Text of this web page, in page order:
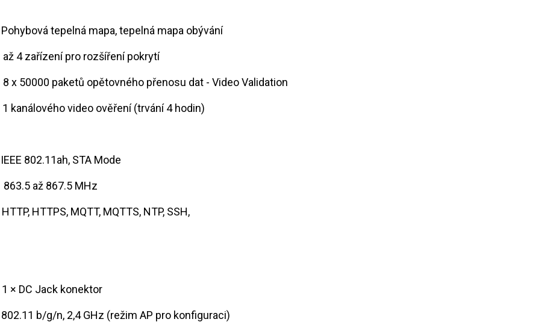
​Pohybová tepelná mapa, tepelná mapa obývání
​až 4 zařízení pro rozšíření pokrytí
​8 x 50000 paketů opětovného přenosu dat - Video Validation
​1 kanálového video ověření (trvání 4 hodin)
​IEEE 802.11ah, STA Mode
​863.5 až 867.5 MHz
​HTTP, HTTPS, MQTT, MQTTS, NTP, SSH,
​1 × DC Jack konektor
​802.11 b/g/n, 2,4 GHz (režim AP pro konfiguraci)